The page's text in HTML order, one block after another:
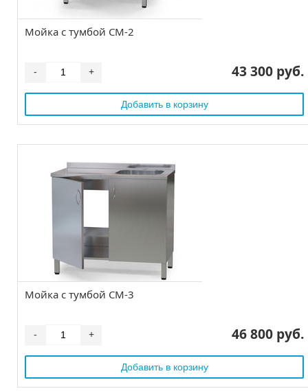
Мойка с тумбой СМ-2
- + 43 300 руб.
Мойка с тумбой СМ-3
- + 46 800 руб.